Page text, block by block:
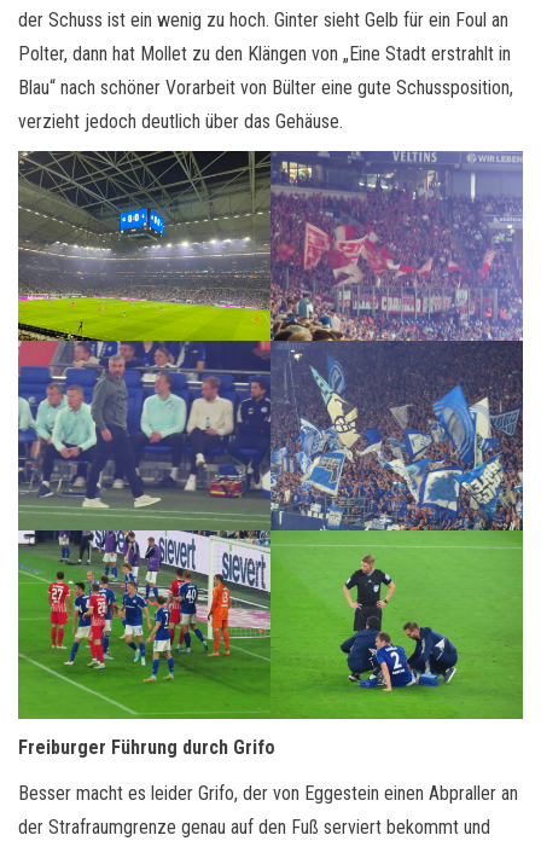
der Schuss ist ein wenig zu hoch. Ginter sieht Gelb für ein Foul an
Polter, dann hat Mollet zu den Klängen von „Eine Stadt erstrahlt in
Blau“ nach schöner Vorarbeit von Bülter eine gute Schussposition,
verzieht jedoch deutlich über das Gehäuse.
Freiburger Führung durch Grifo
Besser macht es leider Grifo, der von Eggestein einen Abpraller an
der Strafraumgrenze genau auf den Fuß serviert bekommt und